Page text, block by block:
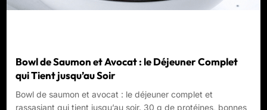
Bowl de Saumon et Avocat : le Déjeuner Complet
qui Tient jusqu’au Soir
Bowl de saumon et avocat : le déjeuner complet et
rassasiant qui tient jusqu’au soir. 30 g de protéines, bonnes